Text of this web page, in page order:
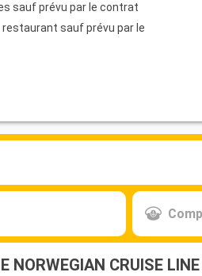
sauf prévu par le contrat
restaurant sauf prévu par le
NORWEGIAN CRUISE LINE